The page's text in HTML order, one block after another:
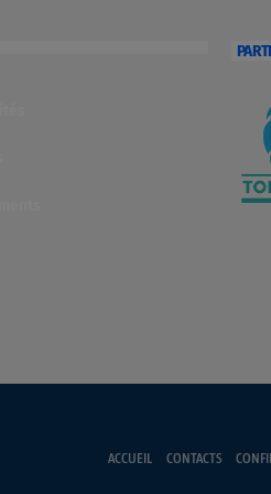
ACCUEIL CONTACTS